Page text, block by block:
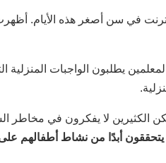
في سن أصغر هذه الأيام. أظهرت
يطلبون الواجبات المنزلية
الكثيرين لا يفكرون في
يتحققون أبدًا من نشاط أطفالهم على